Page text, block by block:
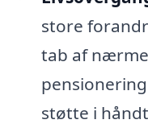
store
tab af
støtte i